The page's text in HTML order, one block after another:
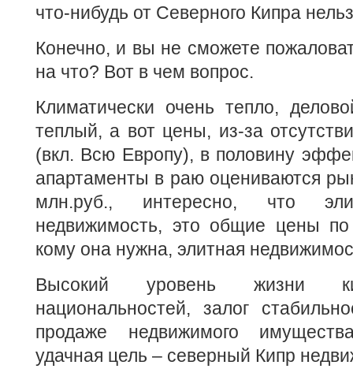
что-нибудь от Северного Кипра
Конечно, и вы не сможете
на что? Вот в чем вопрос.
Климатически очень тепло,
теплый, а вот цены, из-за
(вкл. Всю Европу), в половину
апартаменты в раю оцениваются
млн.руб., интересно, что
недвижимость, это общие цены
кому она нужна, элитная
Высокий уровень жизни
национальностей, залог
продаже недвижимого
удачная цель – северный Кипр